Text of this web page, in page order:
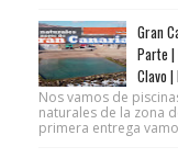
Gran
Parte |
Clavo |
Nos vamos de
naturales de la zona
primera entrega